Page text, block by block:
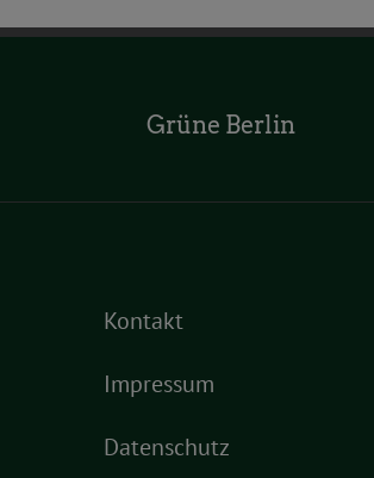
Grüne Berlin
Kontakt
Impressum
Datenschutz